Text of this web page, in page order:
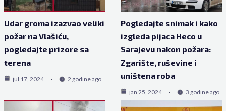
Udar groma izazvao veliki
požar na Vlašiću,
pogledajte prizore sa
terena
jul 17, 2024 2 godine ago
Pogledajte snimak i kako
izgleda pijaca Heco u
Sarajevu nakon požara:
Zgarište, ruševine i
uništena roba
jan 25, 2024 3 godine ago